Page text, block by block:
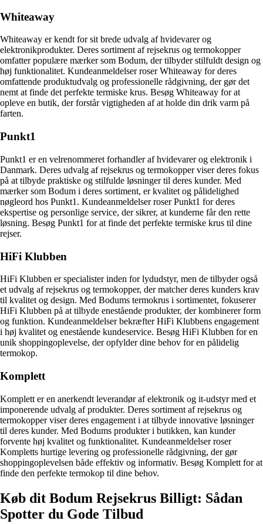
Whiteaway
Whiteaway er kendt for sit brede udvalg af hvidevarer og
elektronikprodukter. Deres sortiment af rejsekrus og termokopper
omfatter populære mærker som Bodum, der tilbyder stilfuldt design og
høj funktionalitet. Kundeanmeldelser roser Whiteaway for deres
omfattende produktudvalg og professionelle rådgivning, der gør det
nemt at finde det perfekte termiske krus. Besøg Whiteaway for at
opleve en butik, der forstår vigtigheden af at holde din drik varm på
farten.
Punkt1
Punkt1 er en velrenommeret forhandler af hvidevarer og elektronik i
Danmark. Deres udvalg af rejsekrus og termokopper viser deres fokus
på at tilbyde praktiske og stilfulde løsninger til deres kunder. Med
mærker som Bodum i deres sortiment, er kvalitet og pålidelighed
nøgleord hos Punkt1. Kundeanmeldelser roser Punkt1 for deres
ekspertise og personlige service, der sikrer, at kunderne får den rette
løsning. Besøg Punkt1 for at finde det perfekte termiske krus til dine
rejser.
HiFi Klubben
HiFi Klubben er specialister inden for lydudstyr, men de tilbyder også
et udvalg af rejsekrus og termokopper, der matcher deres kunders krav
til kvalitet og design. Med Bodums termokrus i sortimentet, fokuserer
HiFi Klubben på at tilbyde enestående produkter, der kombinerer form
og funktion. Kundeanmeldelser bekræfter HiFi Klubbens engagement
i høj kvalitet og enestående kundeservice. Besøg HiFi Klubben for en
unik shoppingoplevelse, der opfylder dine behov for en pålidelig
termokop.
Komplett
Komplett er en anerkendt leverandør af elektronik og it-udstyr med et
imponerende udvalg af produkter. Deres sortiment af rejsekrus og
termokopper viser deres engagement i at tilbyde innovative løsninger
til deres kunder. Med Bodums produkter i butikken, kan kunder
forvente høj kvalitet og funktionalitet. Kundeanmeldelser roser
Kompletts hurtige levering og professionelle rådgivning, der gør
shoppingoplevelsen både effektiv og informativ. Besøg Komplett for at
finde den perfekte termokop til dine behov.
Køb dit Bodum Rejsekrus Billigt: Sådan
Spotter du Gode Tilbud